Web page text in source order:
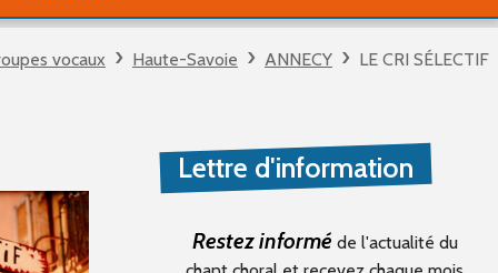
adhérent Partenaire
un compte Découverte
d'occasion
vocaux Haute-Savoie ANNECY LE CRI SÉLECTIF
Lettre d'information
Restez informé de l'actualité du